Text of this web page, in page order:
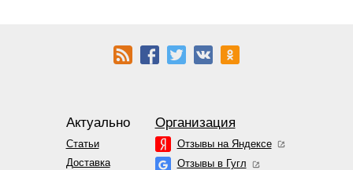
Актуально
Статьи
Доставка
Организация
Отзывы на Яндексе
Отзывы в Гугл